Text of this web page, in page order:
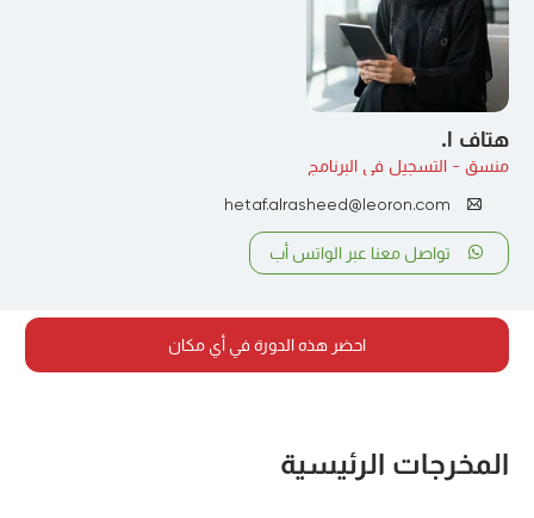
هتاف ا.
منسق - التسجيل في البرنامج
hetaf.alrasheed@leoron.com
تواصل معنا عبر الواتس أب
احضر هذه الدورة في أي مكان
المخرجات الرئيسية